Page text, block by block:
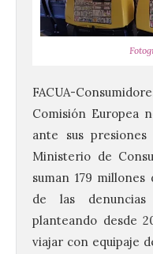
FACUA-
Comisión Europea
ante sus
Ministerio de
suman 179
de las
planteando desde
viajar con equipaje